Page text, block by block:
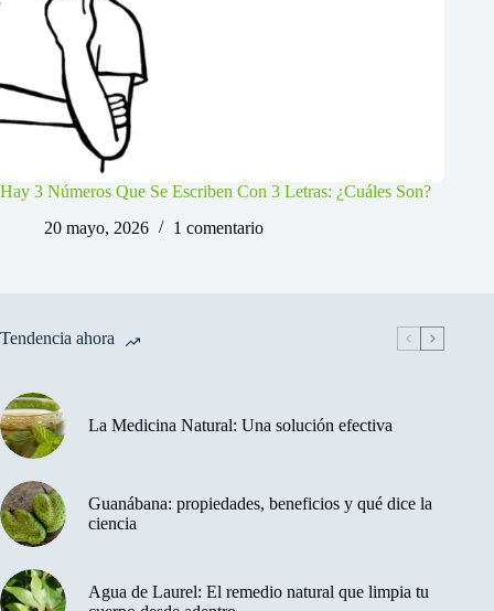
Hay 3 Números Que Se Escriben Con 3 Letras: ¿Cuáles Son?
20 mayo, 2026
1 comentario
Tendencia ahora
La Medicina Natural: Una solución efectiva
Guanábana: propiedades, beneficios y qué dice la
ciencia
Agua de Laurel: El remedio natural que limpia tu